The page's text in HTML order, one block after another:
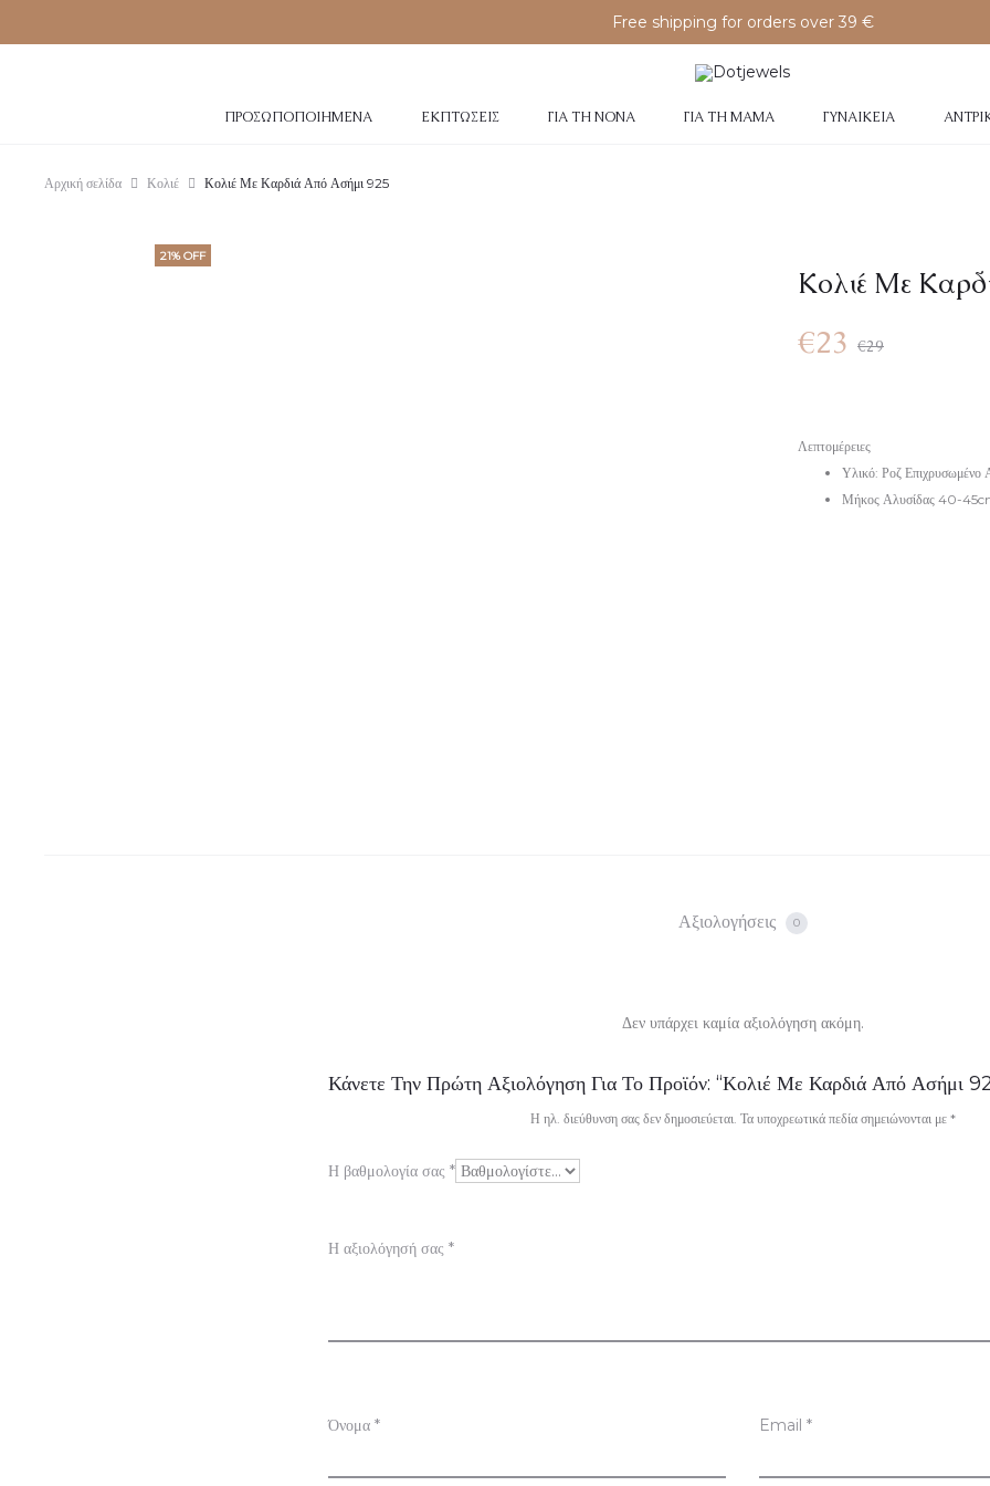
Free shipping for orders over 39 €
ΠΡΟΣΩΠΟΠΟΙΗΜΈΝΑ ΕΚΠΤΏΣΕΙΣ ΓΙΑ ΤΗ ΝΟΝΆ ΓΙΑ ΤΗ ΜΑΜΆ ΓΥΝΑΙΚΕΊΑ
Αρχική σελίδα Κολιέ Κολιέ Με Καρδιά Από Ασήμι 925
21% OFF
Κολιέ Με
Λεπτομέρειες
Υλικό: Ροζ Επιχρυσωμένο
Μήκος Αλυσίδας 40-
€29
€23
Αξιολογήσεις 0
Α
ι
λ
ε
Δεν υπάρχει καμία αξιολόγηση ακόμη.
Κάνετε Την Πρώτη Αξιολόγηση Για Το Προϊόν: “Κολιέ Με Καρδιά Από Ασήμι
Η ηλ. διεύθυνση σας δεν δημοσιεύεται. Τα υποχρεωτικά πεδία σημειώνονται με *
Η βαθμολογία σας *
Η αξιολόγησή σας *
Όνομα * Email *